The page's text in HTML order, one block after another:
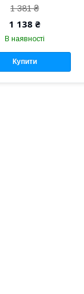
1 381 ₴
1 138 ₴
В наявності
Купити